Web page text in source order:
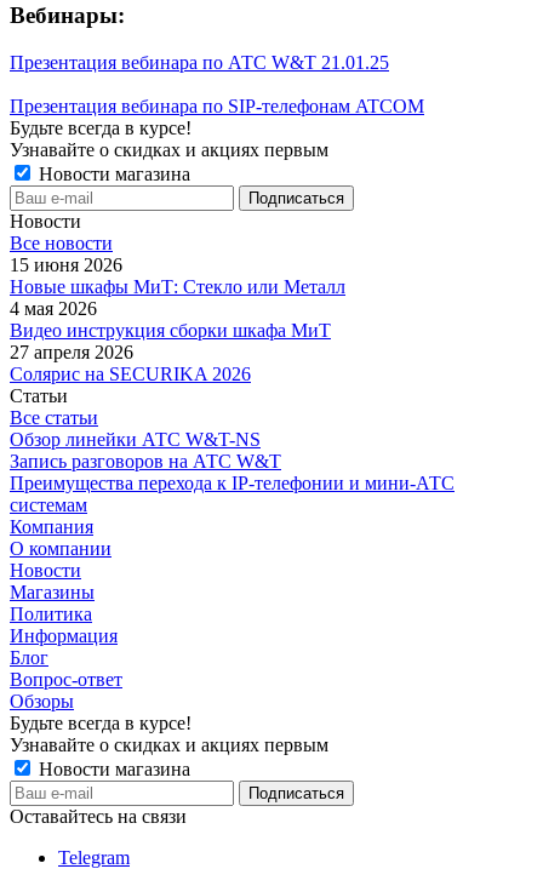
Вебинары:
Презентация вебинара по АТС W&T 21.01.25
Презентация вебинара по SIP-телефонам ATCOM
Будьте всегда в курсе!
Узнавайте о скидках и акциях первым
Новости магазина
Новости
Все новости
15 июня 2026
Новые шкафы МиТ: Стекло или Металл
4 мая 2026
Видео инструкция сборки шкафа МиТ
27 апреля 2026
Солярис на SECURIKA 2026
Статьи
Все статьи
Обзор линейки АТС W&T-NS
Запись разговоров на АТС W&T
Преимущества перехода к IP-телефонии и мини-АТС
системам
Компания
О компании
Новости
Магазины
Политика
Информация
Блог
Вопрос-ответ
Обзоры
Будьте всегда в курсе!
Узнавайте о скидках и акциях первым
Новости магазина
Оставайтесь на связи
Telegram